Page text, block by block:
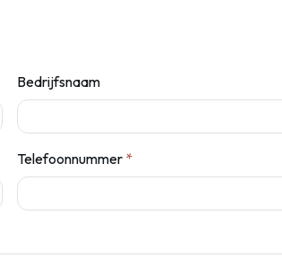
Bedrijfsnaam
Telefoonnummer *